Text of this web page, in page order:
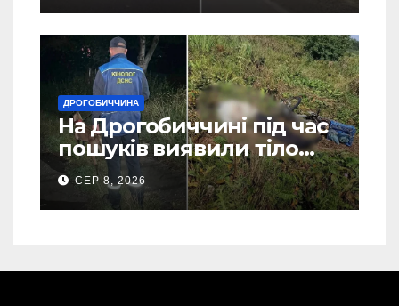
ДРОГОБИЧЧИНА
На Дрогобиччині під час
пошуків виявили тіло
зниклого чоловіка (Фото)
СЕР 8, 2026